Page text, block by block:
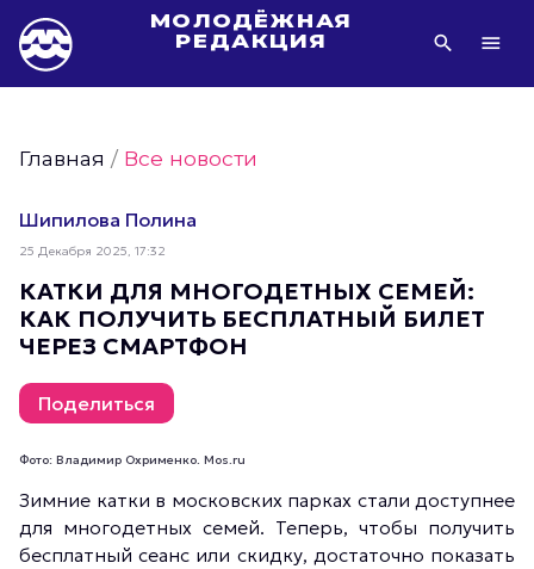
МОЛОДЁЖНАЯ
РЕДАКЦИЯ
Фото Молодёжи Москвы
Фотогалереи Молодёжи Москвы
Статьи Молодёжи Москвы
Молодёжь Москвы культурная
Молодёжь Москвы спортивная
Молодёжь Москвы в движении
Молодёжь Москвы здоровая
Молодёжь Москвы профессиональная
Молодёжь Москвы туристическая
Все новости
Главная /Все новости
Шипилова Полина
25 Декабря 2025, 17:32
КАТКИ ДЛЯ МНОГОДЕТНЫХ СЕМЕЙ:
КАК ПОЛУЧИТЬ БЕСПЛАТНЫЙ БИЛЕТ
ЧЕРЕЗ СМАРТФОН
Поделиться
Фото: Владимир Охрименко. Mos.ru
Зимние катки в московских парках стали доступнее
для многодетных семей. Теперь, чтобы получить
бесплатный сеанс или скидку, достаточно показать